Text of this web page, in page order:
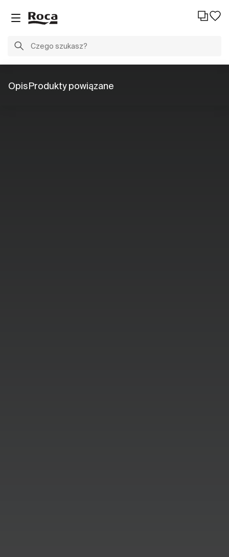
OpisProdukty powiązane